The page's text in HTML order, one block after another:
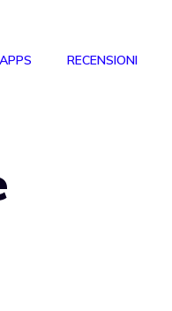
RECENSIONI